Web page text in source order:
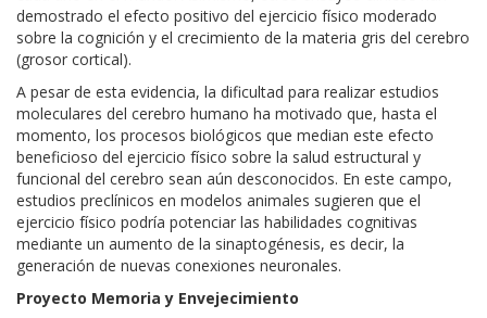
demostrado el efecto positivo del ejercicio físico moderado
sobre la cognición y el crecimiento de la materia gris del cerebro
(grosor cortical).
A pesar de esta evidencia, la dificultad para realizar estudios
moleculares del cerebro humano ha motivado que, hasta el
momento, los procesos biológicos que median este efecto
beneficioso del ejercicio físico sobre la salud estructural y
funcional del cerebro sean aún desconocidos. En este campo,
estudios preclínicos en modelos animales sugieren que el
ejercicio físico podría potenciar las habilidades cognitivas
mediante un aumento de la sinaptogénesis, es decir, la
generación de nuevas conexiones neuronales.
Proyecto Memoria y Envejecimiento